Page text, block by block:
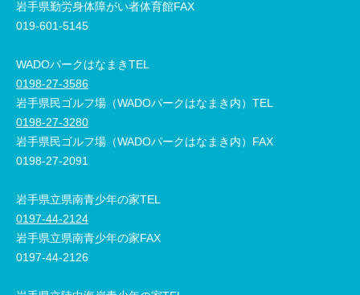
岩手県勤労身体障がい者体育館FAX
019-601-5145
WADOパークはなまきTEL
0198-27-3586
岩手県民ゴルフ場（WADOパークはなまき内）TEL
0198-27-3280
岩手県民ゴルフ場（WADOパークはなまき内）FAX
0198-27-2091
岩手県立県南青少年の家TEL
0197-44-2124
岩手県立県南青少年の家FAX
0197-44-2126